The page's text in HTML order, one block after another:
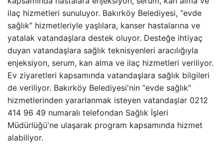
ilaç hizmetleri sunuluyor. Bakırköy Belediyesi, “evde
sağlık” hizmetleriyle yaşlılara, kanser hastalarına ve
yatalak vatandaşlara destek oluyor. Desteğe ihtiyaç
duyan vatandaşlara sağlık teknisyenleri aracılığıyla
enjeksiyon, serum, kan alma ve ilaç hizmetleri veriliyor.
Ev ziyaretleri kapsamında vatandaşlara sağlık bilgileri
de veriliyor. Bakırköy Belediyesi'nin “evde sağlık”
hizmetlerinden yararlanmak isteyen vatandaşlar 0212
414 96 49 numaralı telefondan Sağlık İşleri
Müdürlüğü'ne ulaşarak program kapsamında hizmet
alabiliyor.